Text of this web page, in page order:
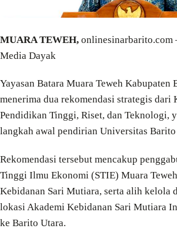
MUARA TEWEH, onlinesinarbarito.com
Media Dayak
Yayasan Batara Muara Teweh Kabupaten
menerima dua rekomendasi strategis dari
Pendidikan Tinggi, Riset, dan Teknologi,
langkah awal pendirian Universitas
Rekomendasi tersebut mencakup
Tinggi Ilmu Ekonomi (STIE) Muara
Kebidanan Sari Mutiara, serta alih kelola
lokasi Akademi Kebidanan Sari Mutiara
ke Barito Utara.